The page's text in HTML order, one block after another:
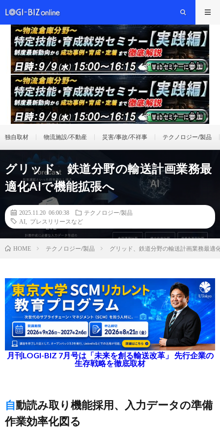
独自取材 物流施設/不動産 災害/事故/不祥事 テクノロジー/製品
グリッド、鉄道分野の輸送計画業務最
適化AIで機能拡張へ
2025.11.20 06:00:38
テクノロジー/製品
AI
プレスリリースなど
HOME テクノロジー/製品 グリッド、鉄道分野の輸送計画業務最適
月刊LOGI-BIZ 7月号は「未来を創る輸送改革」 先行企業の
生存戦略を徹底取材
自動読み取り機能採用、入力データの準備
作業効率化図る